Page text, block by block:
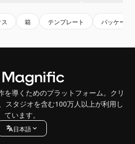
箱 テンプレート パッケージ
を導くためのプラットフォーム。クリ
スタジオを含む100万人以上が利用し
ています。
日本語